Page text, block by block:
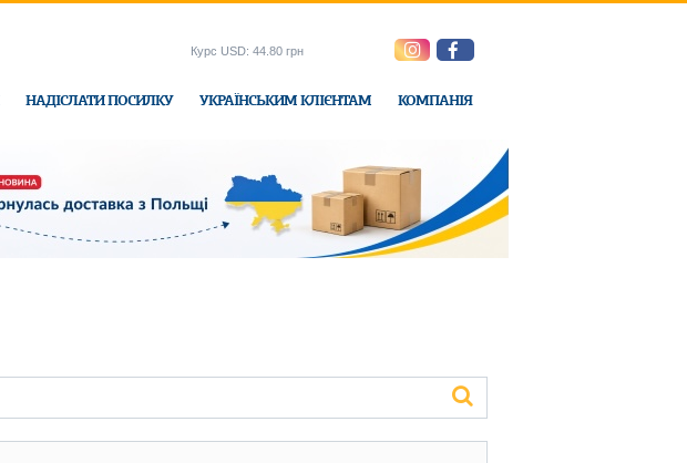
НАДІСЛАТИ ПОСИЛКУ УКРАЇНСЬКИМ КЛІЄНТАМ КОМПАНІЯ
Курс USD: 44.80 грн
в офісі Ukraine-Express